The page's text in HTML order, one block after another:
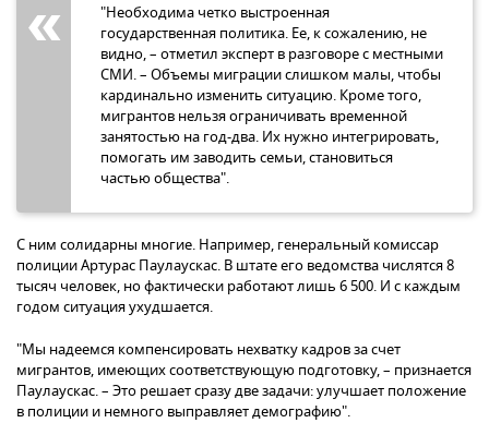
"Необходима четко выстроенная
государственная политика. Ее, к сожалению, не
видно, – отметил эксперт в разговоре с местными
СМИ. – Объемы миграции слишком малы, чтобы
кардинально изменить ситуацию. Кроме того,
мигрантов нельзя ограничивать временной
занятостью на год-два. Их нужно интегрировать,
помогать им заводить семьи, становиться
частью общества".
С ним солидарны многие. Например, генеральный комиссар
полиции Артурас Паулаускас. В штате его ведомства числятся 8
тысяч человек, но фактически работают лишь 6 500. И с каждым
годом ситуация ухудшается.
"Мы надеемся компенсировать нехватку кадров за счет
мигрантов, имеющих соответствующую подготовку, – признается
Паулаускас. – Это решает сразу две задачи: улучшает положение
в полиции и немного выправляет демографию".